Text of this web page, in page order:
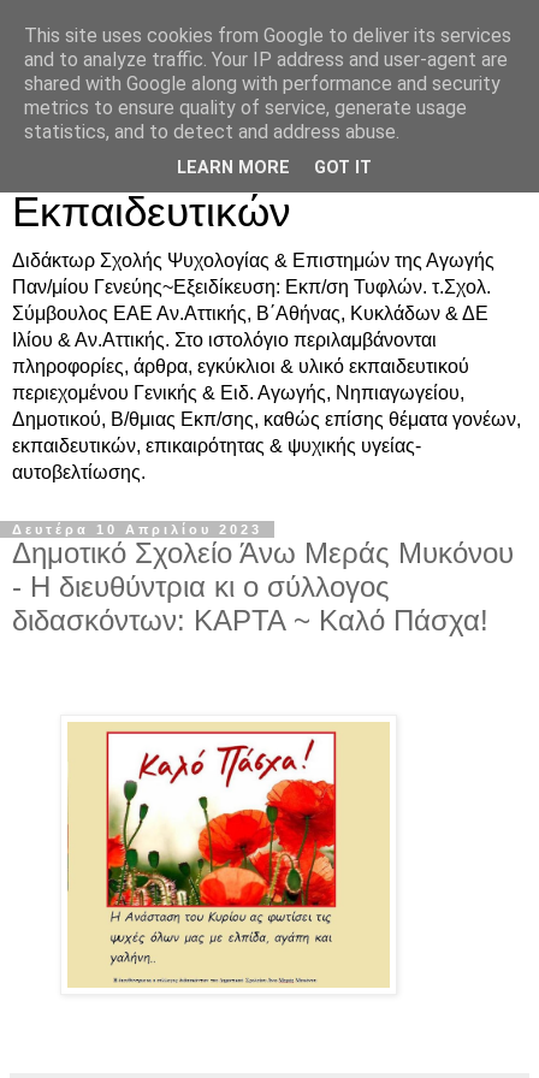
Δρ. Ράνια Χιουρέα-
Συμβουλευτική &
Υποστήριξη Γονέων &
Εκπαιδευτικών
Διδάκτωρ Σχολής Ψυχολογίας & Επιστημών της Αγωγής
Παν/μίου Γενεύης~Εξειδίκευση: Εκπ/ση Τυφλών. τ.Σχολ.
Σύμβουλος ΕΑΕ Αν.Αττικής, Β΄Αθήνας, Κυκλάδων & ΔΕ
Ιλίου & Αν.Αττικής. Στο ιστολόγιο περιλαμβάνονται
πληροφορίες, άρθρα, εγκύκλιοι & υλικό εκπαιδευτικού
περιεχομένου Γενικής & Ειδ. Αγωγής, Νηπιαγωγείου,
Δημοτικού, Β/θμιας Εκπ/σης, καθώς επίσης θέματα γονέων,
εκπαιδευτικών, επικαιρότητας & ψυχικής υγείας-
αυτοβελτίωσης.
Δευτέρα 10 Απριλίου 2023
Δημοτικό Σχολείο Άνω Μεράς Μυκόνου
- Η διευθύντρια κι ο σύλλογος
διδασκόντων: ΚΑΡΤΑ ~ Καλό Πάσχα!
This site uses cookies from Google to deliver its services
and to analyze traffic. Your IP address and user-agent are
shared with Google along with performance and security
metrics to ensure quality of service, generate usage
statistics, and to detect and address abuse.
LEARN MORE GOT IT